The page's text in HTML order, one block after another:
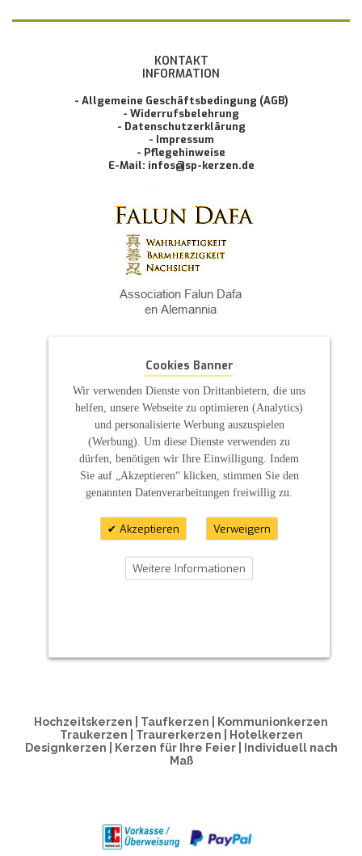
KONTAKT
INFORMATION
- Allgemeine Geschäftsbedingung (AGB)
- Widerrufsbelehrung
- Datenschutzerklärung
- Impressum
- Pflegehinweise
E-Mail: infos@sp-kerzen.de
Hochzeitskerzen | Taufkerzen | Kommunionkerzen
Traukerzen | Traurerkerzen | Hotelkerzen
Designkerzen | Kerzen für Ihre Feier | Individuell nach
Maß
Cookies Banner
Wir verwenden Dienste von Drittanbietern, die uns
helfen, unsere Webseite zu optimieren (Analytics)
und personalisierte Werbung auszuspielen
(Werbung). Um diese Dienste verwenden zu
dürfen, benötigen wir Ihre Einwilligung. Indem
Sie auf „Akzeptieren“ klicken, stimmen Sie den
genannten Datenverarbeitungen freiwillig zu.
Akzeptieren Verweigern
Weitere Informationen